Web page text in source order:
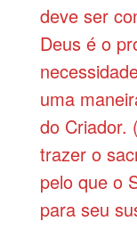
deve ser
Deus é o
uma
do
trazer o
pelo que o
para seu